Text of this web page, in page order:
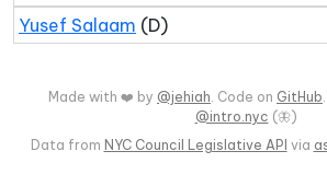
Yusef Salaam (D)
Made with ❤️ by @jehiah. Code on GitHub.
@intro.nyc (🦋)
Data from NYC Council Legislative API via